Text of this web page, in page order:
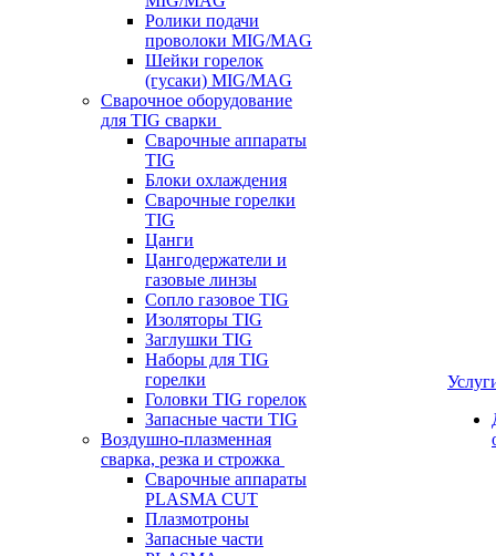
Ролики подачи
проволоки MIG/MAG
Шейки горелок
(гусаки) MIG/MAG
Сварочное оборудование
для TIG сварки
Сварочные аппараты
TIG
Блоки охлаждения
Сварочные горелки
TIG
Цанги
Цангодержатели и
газовые линзы
Сопло газовое TIG
Изоляторы TIG
Заглушки TIG
Наборы для TIG
горелки
Головки TIG горелок
Запасные части TIG
Воздушно-плазменная
сварка, резка и строжка
Сварочные аппараты
PLASMA CUT
Плазмотроны
Запасные части